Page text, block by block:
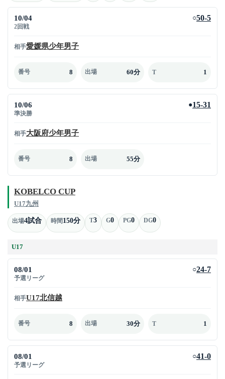
10/04
2回戦
○50-5
相手愛媛県少年男子
番号 8 出場 60分 T 1
10/06
準決勝
●15-31
相手大阪府少年男子
番号 8 出場 55分
KOBELCO CUP
U17九州
出場4試合 時間150分 T3 G0 PG0 DG0
U17
08/01
予選リーグ
○24-7
相手U17北信越
番号 8 出場 30分 T 1
08/01
予選リーグ
○41-0